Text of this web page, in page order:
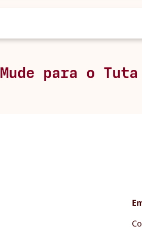
Mude para o